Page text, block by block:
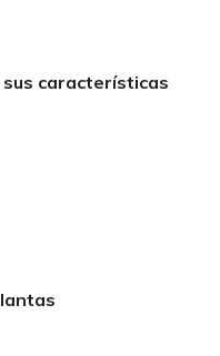
características